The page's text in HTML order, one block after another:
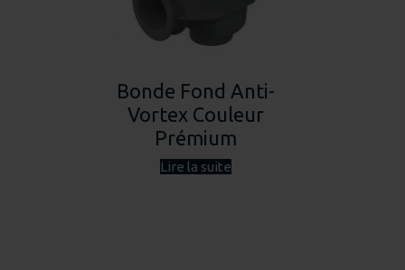
Bonde Fond Anti-
Vortex Couleur
Prémium
Lire la suite